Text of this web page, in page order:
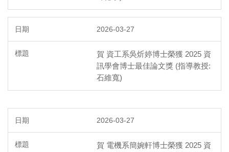
2026-03-27
賀 資工系吳炘婷博士榮獲 2025 資
訊學會博士最佳論文獎 (指導教授:
石維寬)
2026-03-27
賀 電機系簡婉軒博士榮獲 2025 資